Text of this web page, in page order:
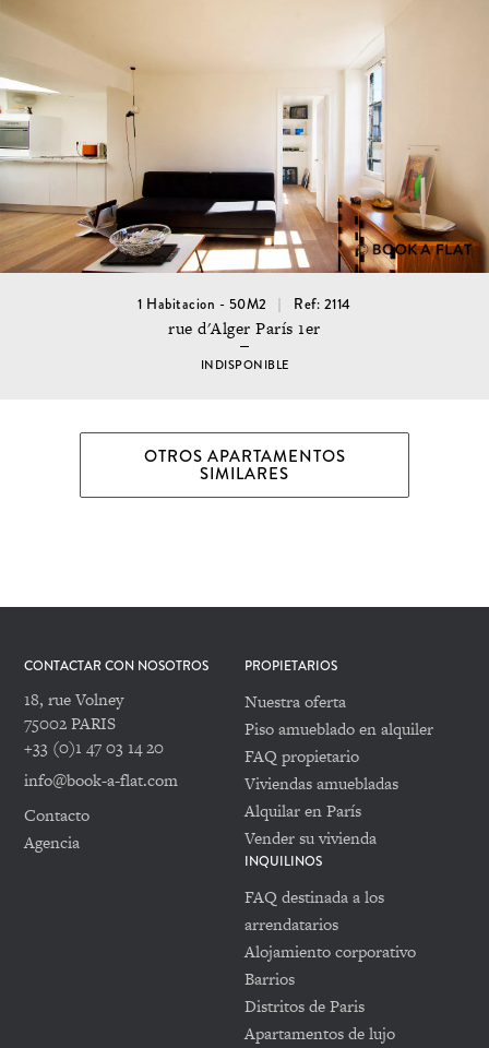
1 Habitacion - 50M2 Ref: 2114
rue d'Alger París 1er
INDISPONIBLE
OTROS APARTAMENTOS
SIMILARES
CONTACTAR CON NOSOTROS
18, rue Volney
75002 PARIS
+33 (0)1 47 03 14 20
info@book-a-flat.com
Contacto
Agencia
PROPIETARIOS
Nuestra oferta
Piso amueblado en alquiler
FAQ propietario
Viviendas amuebladas
Alquilar en París
Vender su vivienda
INQUILINOS
FAQ destinada a los
arrendatarios
Alojamiento corporativo
Barrios
Distritos de Paris
Apartamentos de lujo